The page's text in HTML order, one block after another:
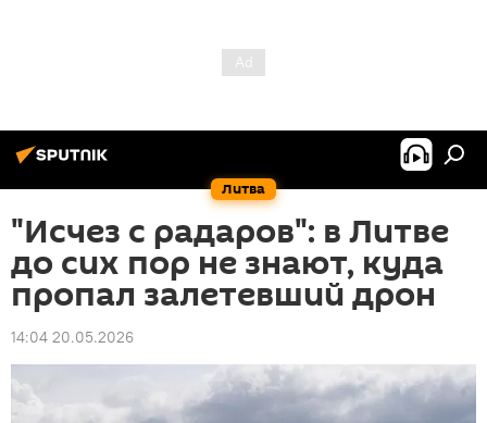
Литва
"Исчез с радаров": в Литве
до сих пор не знают, куда
пропал залетевший дрон
14:04 20.05.2026